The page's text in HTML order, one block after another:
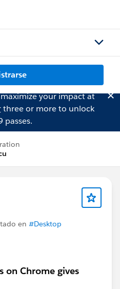
your impact at
three or more to unlock
passes.
en #Desktop
on Chrome gives